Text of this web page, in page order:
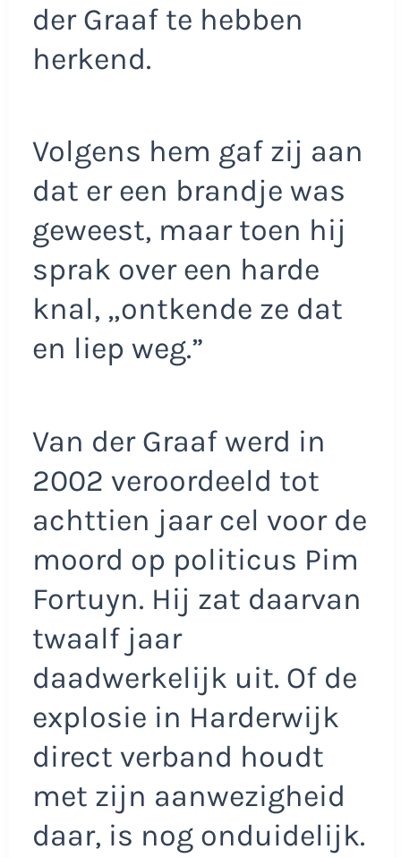
der Graaf te hebben
herkend.
Volgens hem gaf zij aan
dat er een brandje was
geweest, maar toen hij
sprak over een harde
knal, „ontkende ze dat
en liep weg.”
Van der Graaf werd in
2002 veroordeeld tot
achttien jaar cel voor de
moord op politicus Pim
Fortuyn. Hij zat daarvan
twaalf jaar
daadwerkelijk uit. Of de
explosie in Harderwijk
direct verband houdt
met zijn aanwezigheid
daar, is nog onduidelijk.